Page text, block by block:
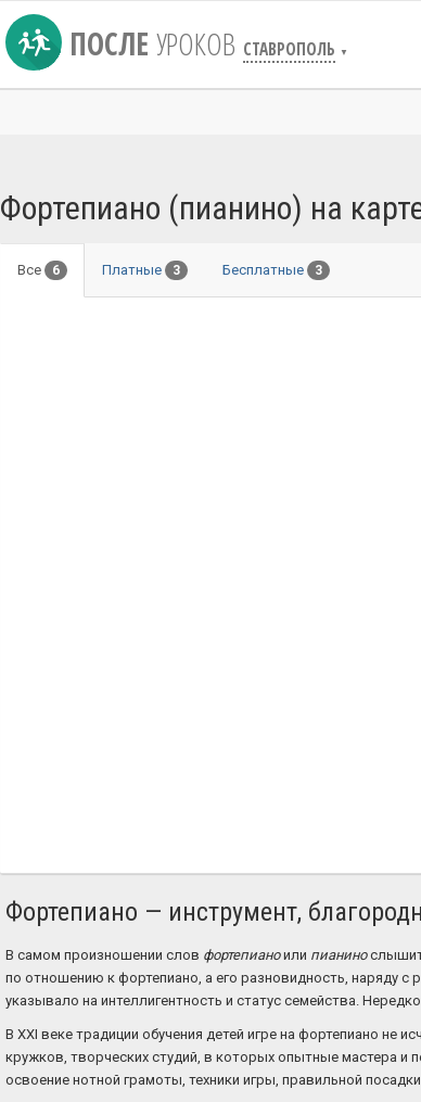
ПОСЛЕ УРОКОВ СТАВРОПОЛЬ ▼
Фортепиано (пианино) на
Все 6 Платные 3 Бесплатные 3
Фортепиано — инструмент,
В самом произношении слов фортепианоили пианино
по отношению к фортепиано, а его разновидность, наряду с
указывало на интеллигентность и статус семейства.
В XXI веке традиции обучения детей игре на фортепиано не
кружков, творческих студий, в которых опытные мастера и
освоение нотной грамоты, техники игры, правильной